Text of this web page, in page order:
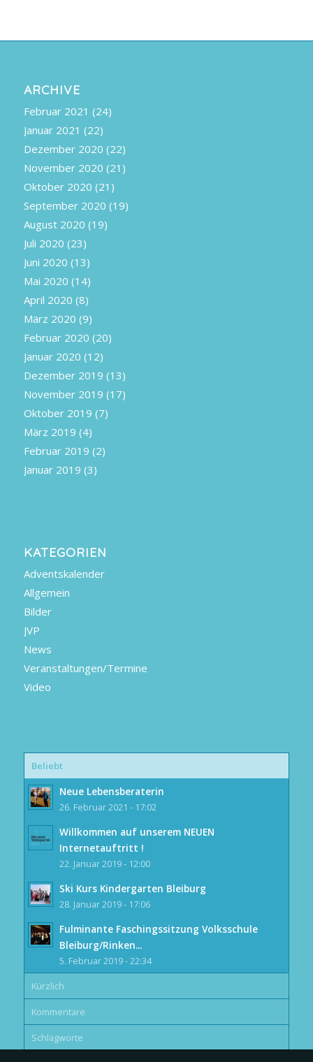
ARCHIVE
Februar 2021 (24)
Januar 2021 (22)
Dezember 2020 (22)
November 2020 (21)
Oktober 2020 (21)
September 2020 (19)
August 2020 (19)
Juli 2020 (23)
Juni 2020 (13)
Mai 2020 (14)
April 2020 (8)
März 2020 (9)
Februar 2020 (20)
Januar 2020 (12)
Dezember 2019 (13)
November 2019 (17)
Oktober 2019 (7)
März 2019 (4)
Februar 2019 (2)
Januar 2019 (3)
KATEGORIEN
Adventskalender
Allgemein
Bilder
JVP
News
Veranstaltungen/Termine
Video
Beliebt
Neue Lebensberaterin
26. Februar 2021 - 17:02
Willkommen auf unserem NEUEN
Internetauftritt !
22. Januar 2019 - 12:00
Ski Kurs Kindergarten Bleiburg
28. Januar 2019 - 17:06
Fulminante Faschingssitzung Volksschule
Bleiburg/Rinken...
5. Februar 2019 - 22:34
Kürzlich
Kommentare
Schlagworte